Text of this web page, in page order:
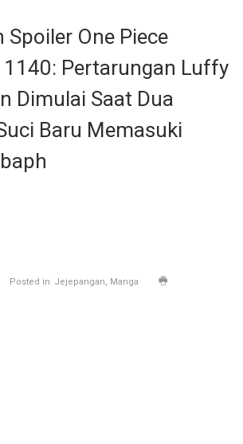
Spoiler One Piece
1140: Pertarungan Luffy
Dimulai Saat Dua
Baru Memasuki
Posted in Jejepangan Manga